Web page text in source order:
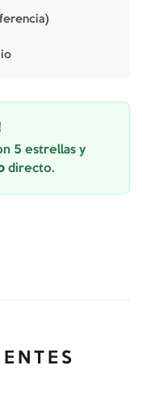
5 estrellas y
directo.